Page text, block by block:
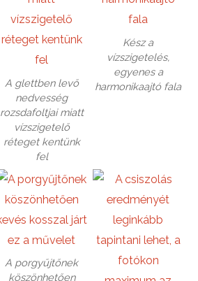
A glettben levő
nedvesség
rozsdafoltjai miatt
vízszigetelő
réteget kentünk
fel
Kész a
vízszigetelés,
egyenes a
harmonikaajtó fala
A porgyűjtőnek
köszönhetően